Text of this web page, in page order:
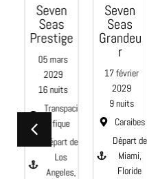
Seven
Seas
Prestige
05 mars
2029
16 nuits
Transpaci
fique
Départ de
Los
Angeles,
Seven
Seas
Grandeu
r
17 février
2029
9 nuits
Caraibes
Départ de
Miami,
Floride